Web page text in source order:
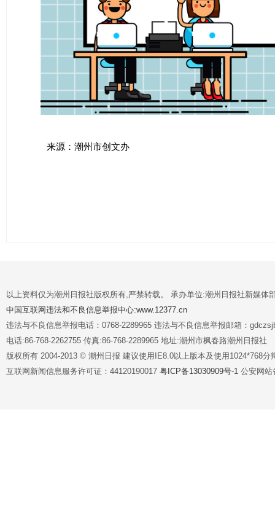
来源：潮州市创文办
以上资料仅为潮州日报社版权所有,严禁转载。 承办单位:潮州日报社新媒体
中国互联网违法和不良信息举报中心:www.12377.cn
违法与不良信息举报电话：0768-2289965 违法与不良信息举报邮箱：
电话:86-768-2262755 传真:86-768-2289965 地址:潮州市枫春路潮州日报社
版权所有 2004-2013 © 潮州日报 建议使用IE8.0以上版本及使用1024*768分
互联网新闻信息服务许可证：44120190017 粤ICP备13030909号-1 公安网站